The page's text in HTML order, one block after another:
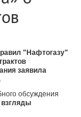
"Нафтогазу"
заявила
обсуждения